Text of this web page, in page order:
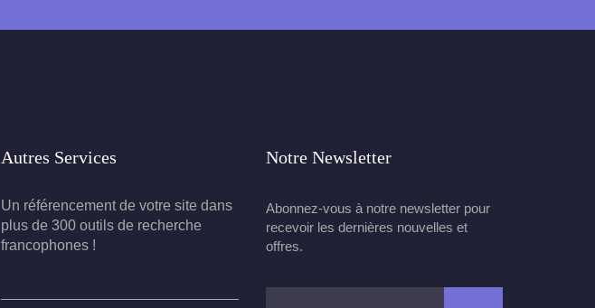
Autres Services
Un référencement de votre site dans
plus de 300 outils de recherche
francophones !
Notre Newsletter
Abonnez-vous à notre newsletter pour
recevoir les dernières nouvelles et
offres.